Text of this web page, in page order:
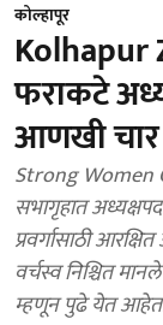
कोल्हापूर
Kolhapur
फराकटे
आणखी चार
Strong Women
सभागृहात
प्रवर्गासाठी
वर्चस्व निश्चित
म्हणून पुढे येत